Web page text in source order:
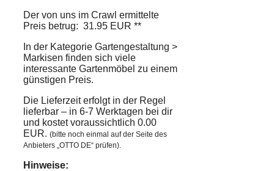
Der von uns im Crawl ermittelte
Preis betrug: 31.95 EUR **
In der Kategorie Gartengestaltung >
Markisen finden sich viele
interessante Gartenmöbel zu einem
günstigen Preis.
Die Lieferzeit erfolgt in der Regel
lieferbar – in 6-7 Werktagen bei dir
und kostet voraussichtlich 0.00
EUR. (bitte noch einmal auf der Seite des
Anbieters „OTTO DE“ prüfen).
Hinweise: